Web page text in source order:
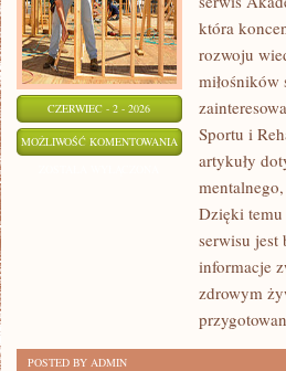
CZERWIEC - 2 - 2026
MOŻLIWOŚĆ KOMENTOWANIA REHABILITACJA
FIZJOTERAPIA
która
rozwoju
miłośników
Sportu i
artykuły
Dzięki
serwisu jest
informacje
zdrowym
POSTED BY ADMIN